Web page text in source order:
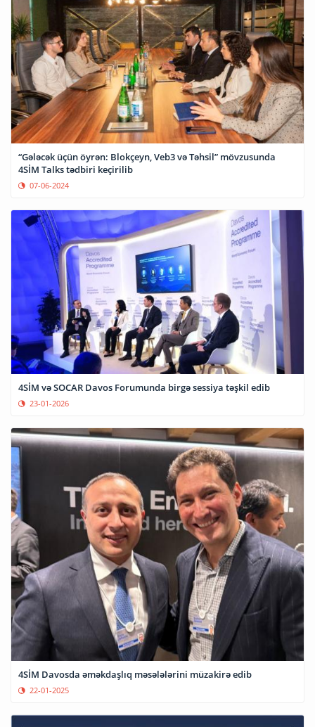
“Gələcək üçün öyrən: Blokçeyn, Veb3 və Təhsil” mövzusunda
4SİM Talks tədbiri keçirilib
07-06-2024
4SİM və SOCAR Davos Forumunda birgə sessiya təşkil edib
23-01-2026
4SİM Davosda əməkdaşlıq məsələlərini müzakirə edib
22-01-2025